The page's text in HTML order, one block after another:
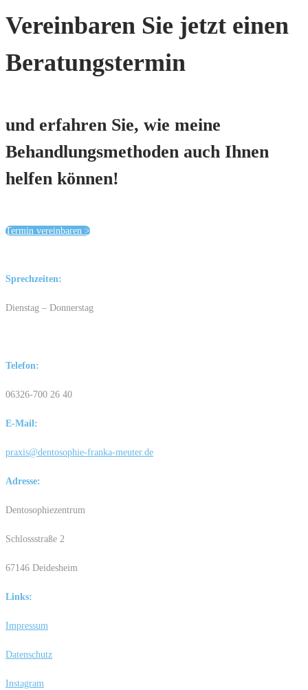
Vereinbaren Sie jetzt einen
Beratungstermin
und erfahren Sie, wie meine
Behandlungsmethoden auch Ihnen
helfen können!
Termin vereinbaren >
Sprechzeiten:
Dienstag – Donnerstag
Telefon:
06326-700 26 40
E-Mail:
praxis@dentosophie-franka-meuter.de
Adresse:
Dentosophiezentrum
Schlossstraße 2
67146 Deidesheim
Links:
Impressum
Datenschutz
Instagram